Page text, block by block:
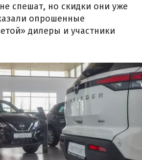
спешат, но скидки они уже
опрошенные
дилеры и участники